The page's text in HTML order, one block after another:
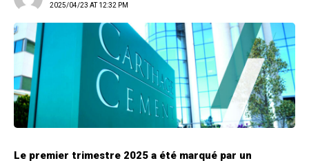
2025/04/23 AT 12:32 PM
Le premier trimestre 2025 a été marqué par un